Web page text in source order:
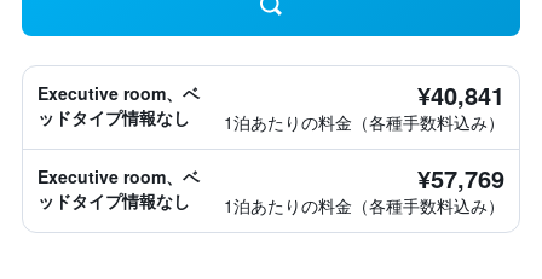
Executive room、ベ
ッドタイプ情報なし
¥40,841
1泊あたりの料金（各種手数料込み）
Executive room、ベ
ッドタイプ情報なし
¥57,769
1泊あたりの料金（各種手数料込み）